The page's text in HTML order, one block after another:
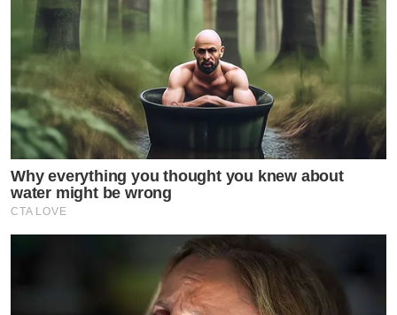
Why everything you thought you knew about
water might be wrong
CTA LOVE